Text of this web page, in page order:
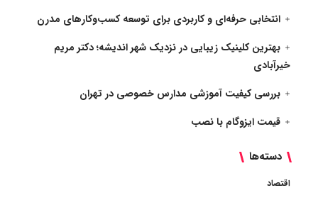
انتخابی حرفه‌ای و کاربردی برای توسعه کسب‌وکارهای مدرن
بهترین کلینیک زیبایی در نزدیک شهر اندیشه؛ دکتر مریم
خیرآبادی
بررسی کیفیت آموزشی مدارس خصوصی در تهران
قیمت ایزوگام با نصب
دسته‌ها
اقتصاد